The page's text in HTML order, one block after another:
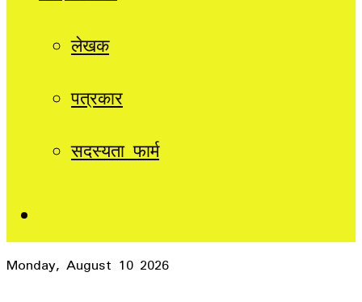
लेखक
पत्रकार
सदस्यता फार्म
Monday, August 10 2026